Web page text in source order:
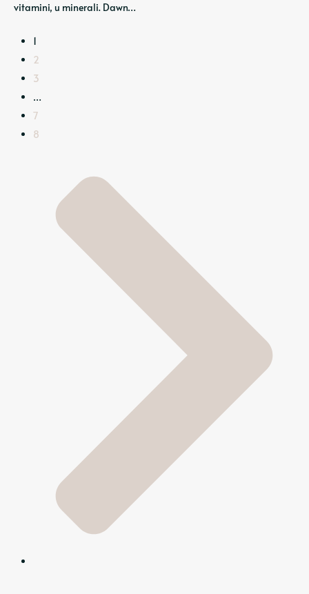
vitamini, u minerali. Dawn…
1
2
3
…
7
8